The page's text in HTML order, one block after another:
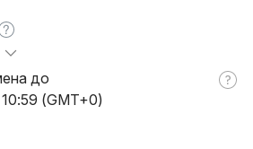
проживание в выбранной
действия цены с 01.06.2025)
до
(GMT+0)